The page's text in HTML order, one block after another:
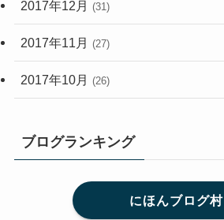
2017年12月 (31)
2017年11月 (27)
2017年10月 (26)
ブログランキング
にほんブログ村